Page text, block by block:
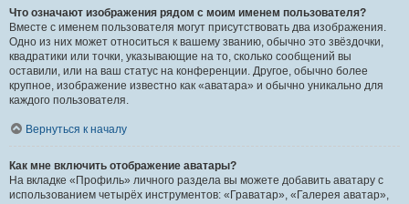
Что означают изображения рядом с моим именем пользователя?
Вместе с именем пользователя могут присутствовать два изображения.
Одно из них может относиться к вашему званию, обычно это звёздочки,
квадратики или точки, указывающие на то, сколько сообщений вы
оставили, или на ваш статус на конференции. Другое, обычно более
крупное, изображение известно как «аватара» и обычно уникально для
каждого пользователя.
Вернуться к началу
Как мне включить отображение аватары?
На вкладке «Профиль» личного раздела вы можете добавить аватару с
использованием четырёх инструментов: «Граватар», «Галерея аватар»,